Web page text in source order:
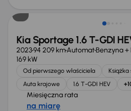
Kia Sportage 1.6 T-GDI
202394 209 kmAutomatBenzyna
169 kW
Od pierwszego właściciela
Auta krajowe
1.6 T-GDI HEV
Miesięczna rata
na miarę